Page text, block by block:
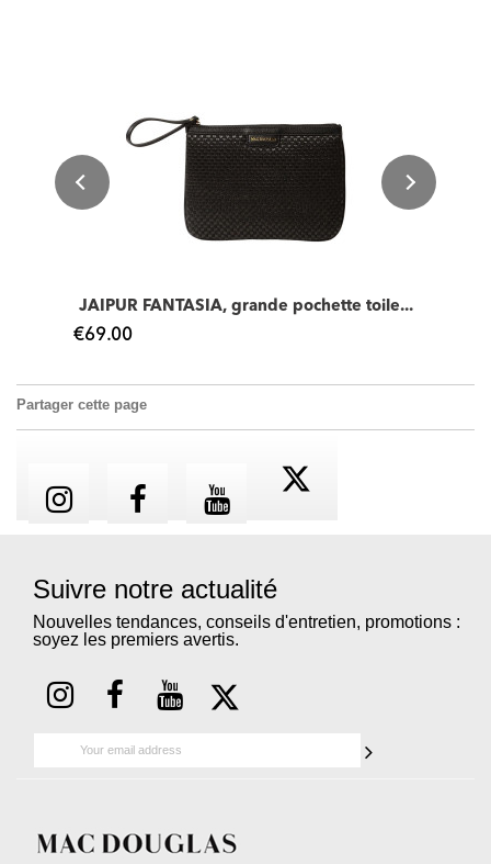
JAIPUR FANTASIA, grande pochette toile...
€69.00
Partager cette page
Suivre notre actualité
Nouvelles tendances, conseils d'entretien, promotions :
soyez les premiers avertis.